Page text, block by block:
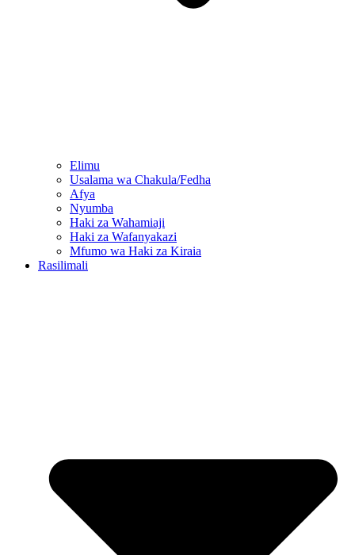
Elimu
Usalama wa Chakula/Fedha
Afya
Nyumba
Haki za Wahamiaji
Haki za Wafanyakazi
Mfumo wa Haki za Kiraia
Rasilimali